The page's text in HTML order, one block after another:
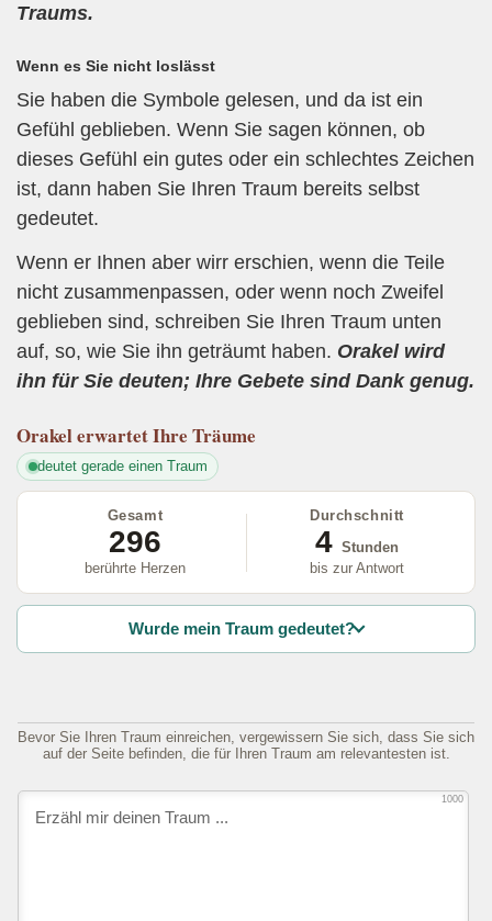
Traums.
Wenn es Sie nicht loslässt
Sie haben die Symbole gelesen, und da ist ein
Gefühl geblieben. Wenn Sie sagen können, ob
dieses Gefühl ein gutes oder ein schlechtes Zeichen
ist, dann haben Sie Ihren Traum bereits selbst
gedeutet.
Wenn er Ihnen aber wirr erschien, wenn die Teile
nicht zusammenpassen, oder wenn noch Zweifel
geblieben sind, schreiben Sie Ihren Traum unten
auf, so, wie Sie ihn geträumt haben. Orakel wird
ihn für Sie deuten; Ihre Gebete sind Dank genug.
Orakelerwartet Ihre Träume
deutet gerade einen Traum
Gesamt
296
berührte Herzen
Durchschnitt
4 Stunden
bis zur Antwort
Wurde mein Traum gedeutet?
Bevor Sie Ihren Traum einreichen, vergewissern Sie sich, dass Sie sich
auf der Seite befinden, die für Ihren Traum am relevantesten ist.
1000